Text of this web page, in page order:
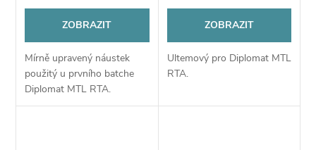
ZOBRAZIT
Mírně upravený náustek
použitý u prvního batche
Diplomat MTL RTA.
ZOBRAZIT
Ultemový pro Diplomat MTL
RTA.